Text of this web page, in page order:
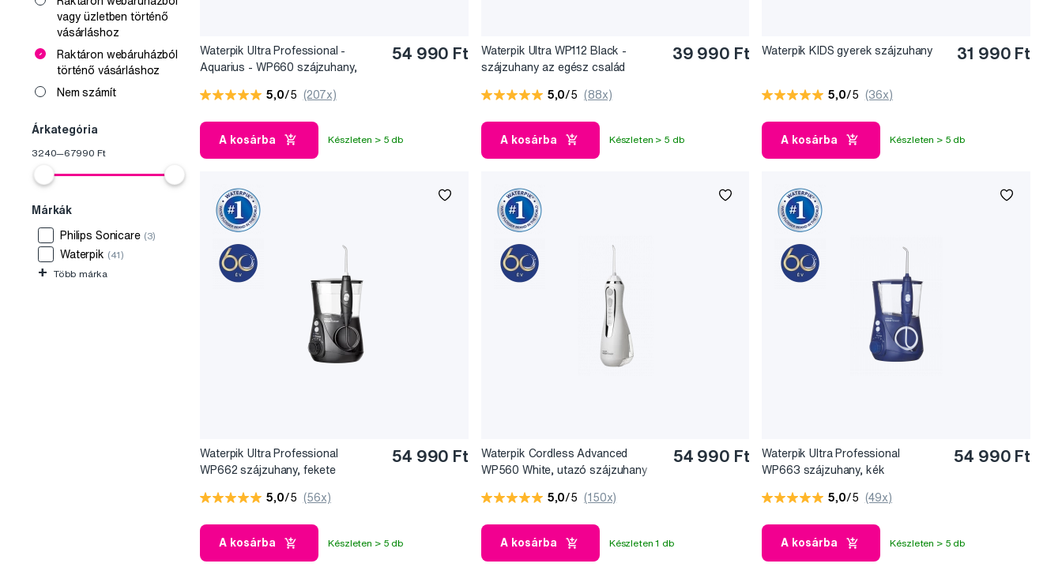
vagy üzletben történő
vásárláshoz
Raktáron webáruházból
történő vásárláshoz
Nem számít
Árkategória
3240—67990 Ft
Márkák
Philips Sonicare (3)
Waterpik (41)
+ Több márka
Waterpik Ultra Professional -
Aquarius - WP660 szájzuhany,
54 990 Ft
5,0/5 (207x)
A kosárba Készleten > 5 db
Waterpik Ultra WP112 Black -
szájzuhany az egész család
39 990 Ft
5,0/5 (88x)
A kosárba Készleten > 5 db
Waterpik KIDS gyerek szájzuhany 31 990 Ft
5,0/5 (36x)
A kosárba Készleten > 5 db
Waterpik Ultra Professional
WP662 szájzuhany, fekete
54 990 Ft
5,0/5 (56x)
A kosárba Készleten > 5 db
Waterpik Cordless Advanced
WP560 White, utazó szájzuhany
54 990 Ft
5,0/5 (150x)
A kosárba Készleten 1 db
Waterpik Ultra Professional
WP663 szájzuhany, kék
54 990 Ft
5,0/5 (49x)
A kosárba Készleten > 5 db